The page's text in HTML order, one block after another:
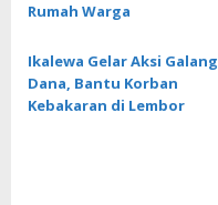
Rumah Warga
Ikalewa Gelar Aksi Galang
Dana, Bantu Korban
Kebakaran di Lembor